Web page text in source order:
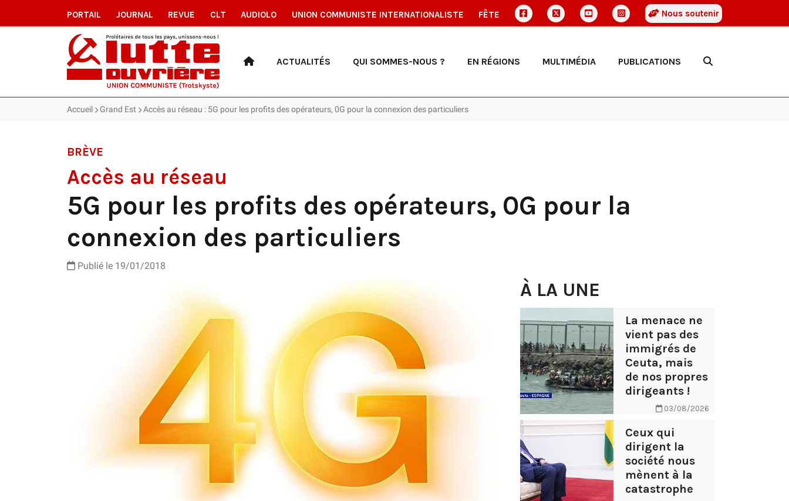
PORTAIL JOURNAL REVUE CLT AUDIOLO UNION COMMUNISTE INTERNATIONALISTE FÊTE Nous soutenir
ACTUALITÉS QUI SOMMES-NOUS ? EN RÉGIONS MULTIMÉDIA PUBLICATIONS
Accueil Grand Est Accès au réseau : 5G pour les profits des opérateurs, 0G pour la connexion des particuliers
BRÈVE
Accès au réseau
5G pour les profits des opérateurs, 0G pour la
connexion des particuliers
Publié le 19/01/2018
À LA UNE
La menace ne
vient pas des
immigrés de
Ceuta, mais
de nos propres
dirigeants !
03/08/2026
Ceux qui
dirigent la
société nous
mènent à la
catastrophe